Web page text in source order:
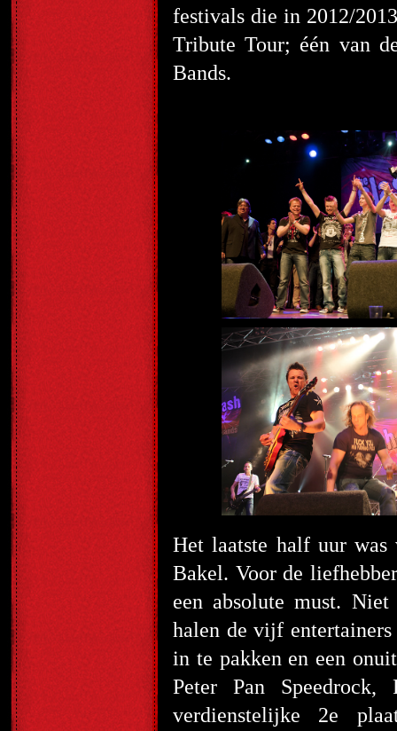
festivals die in 2012/
Tribute Tour; één van
Bands.
Het laatste half uur was
Bakel. Voor de
een absolute must.
halen de vijf
in te pakken en een
Peter Pan
verdienstelijke 2e